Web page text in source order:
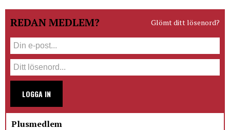
REDAN MEDLEM? Glömt ditt lösenord?
LOGGA IN
Plusmedlem